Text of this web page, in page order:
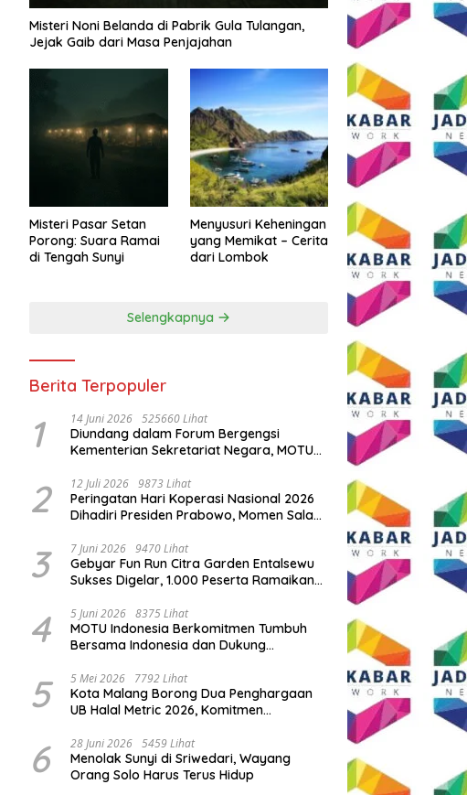
Misteri Noni Belanda di Pabrik Gula Tulangan,
Jejak Gaib dari Masa Penjajahan
Misteri Pasar Setan
Porong: Suara Ramai
di Tengah Sunyi
Menyusuri Keheningan
yang Memikat – Cerita
dari Lombok
Selengkapnya
Berita Terpopuler
1 14 Juni 2026 525660 Lihat
Diundang dalam Forum Bergengsi
Kementerian Sekretariat Negara, MOTU
Indonesia
2 12 Juli 2026 9873 Lihat
Peringatan Hari Koperasi Nasional 2026
Dihadiri Presiden Prabowo, Momen Salam
3 7 Juni 2026 9470 Lihat
Gebyar Fun Run Citra Garden Entalsewu
Sukses Digelar, 1.000 Peserta Ramaikan
4 5 Juni 2026 8375 Lihat
MOTU Indonesia Berkomitmen Tumbuh
Bersama Indonesia dan Dukung
5 5 Mei 2026 7792 Lihat
Kota Malang Borong Dua Penghargaan
UB Halal Metric 2026, Komitmen
6 28 Juni 2026 5459 Lihat
Menolak Sunyi di Sriwedari, Wayang
Orang Solo Harus Terus Hidup